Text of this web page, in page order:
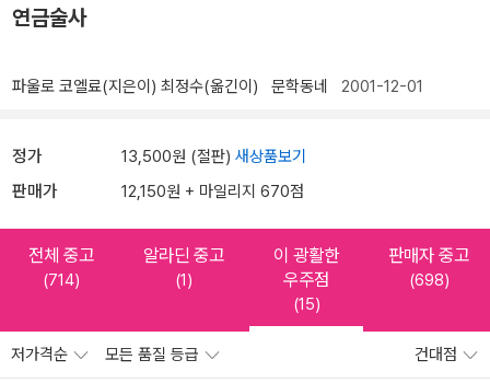
연금술사
파울로 코엘료(지은이) 최정수(옮긴이) 문학동네 2001-12-01
정가 13,500원 (절판) 새상품보기
판매가 12,150원 + 마일리지 670점
전체 중고
(714)
알라딘 중고
(1)
이 광활한
우주점
(15)
판매자 중고
(698)
저가격순 모든 품질 등급 건대점